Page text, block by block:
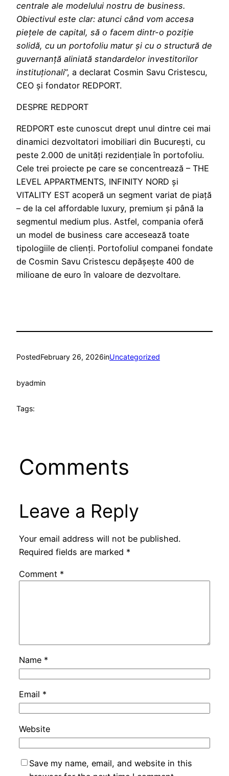
centrale ale modelului nostru de business.
Obiectivul este clar: atunci când vom accesa
piețele de capital, să o facem dintr-o poziție
solidă, cu un portofoliu matur și cu o structură de
guvernanță aliniată standardelor investitorilor
instituționali”, a declarat Cosmin Savu Cristescu,
CEO și fondator REDPORT.
DESPRE REDPORT
REDPORT este cunoscut drept unul dintre cei mai
dinamici dezvoltatori imobiliari din București, cu
peste 2.000 de unități rezidențiale în portofoliu.
Cele trei proiecte pe care se concentrează – THE
LEVEL APPARTMENTS, INFINITY NORD și
VITALITY EST acoperă un segment variat de piață
– de la cel affordable luxury, premium și până la
segmentul medium plus. Astfel, compania oferă
un model de business care accesează toate
tipologiile de clienți. Portofoliul companei fondate
de Cosmin Savu Cristescu depășește 400 de
milioane de euro în valoare de dezvoltare.
PostedFebruary 26, 2026inUncategorized
byadmin
Tags:
Comments
Leave a Reply
Your email address will not be published.
Required fields are marked *
Comment *
Name *
Email *
Website
Save my name, email, and website in this